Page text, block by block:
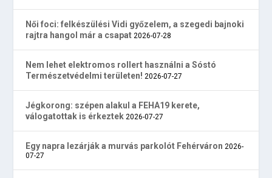
Női foci: felkészülési Vidi győzelem, a szegedi bajnoki
rajtra hangol már a csapat 2026-07-28
Nem lehet elektromos rollert használni a Sóstó
Természetvédelmi területen! 2026-07-27
Jégkorong: szépen alakul a FEHA19 kerete,
válogatottak is érkeztek 2026-07-27
Egy napra lezárják a murvás parkolót Fehérváron 2026-
07-27